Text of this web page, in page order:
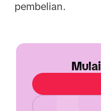
pembelian.
Mulai